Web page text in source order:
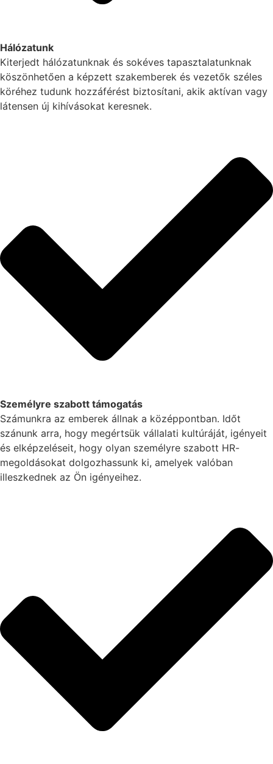
Hálózatunk
Kiterjedt hálózatunknak és sokéves tapasztalatunknak
köszönhetően a képzett szakemberek és vezetők széles
köréhez tudunk hozzáférést biztosítani, akik aktívan vagy
látensen új kihívásokat keresnek.
Személyre szabott támogatás
Számunkra az emberek állnak a középpontban. Időt
szánunk arra, hogy megértsük vállalati kultúráját, igényeit
és elképzeléseit, hogy olyan személyre szabott HR-
megoldásokat dolgozhassunk ki, amelyek valóban
illeszkednek az Ön igényeihez.